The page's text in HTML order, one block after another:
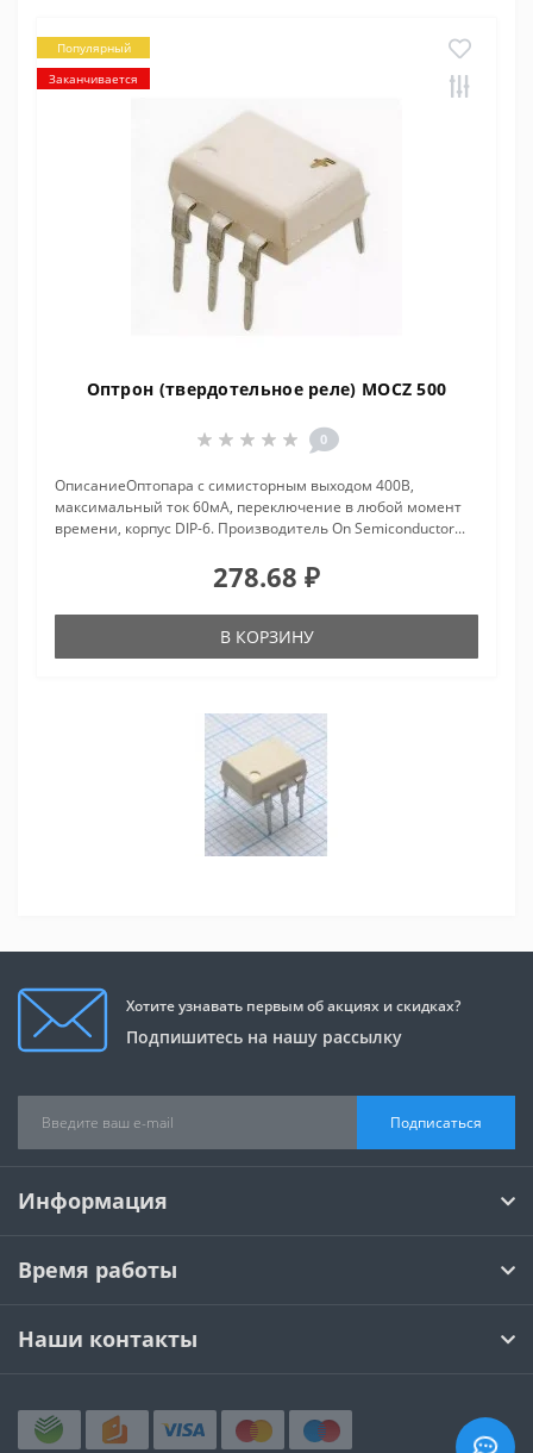
Популярный
Заканчивается
Оптрон (твердотельное реле) MOCZ 500
0
ОписаниеОптопара с симисторным выходом 400В,
максимальный ток 60мА, переключение в любой момент
времени, корпус DIP-6. Производитель On Semiconductor...
278.68 ₽
В КОРЗИНУ
Хотите узнавать первым об акциях и скидках?
Подпишитесь на нашу рассылку
Подписаться
Информация
Время работы
Наши контакты